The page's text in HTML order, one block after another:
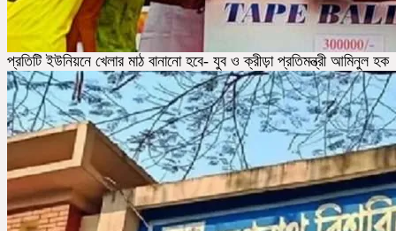
প্রতিটি ইউনিয়নে খেলার মাঠ বানানো হবে- যুব ও ক্রীড়া প্রতিমন্ত্রী আমিনুল হক